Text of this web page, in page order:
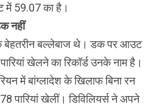
59.07 का है।
नहीं
बेहतरीन बल्लेबाज थे। डक पर आउट
खेलने का रिकॉर्ड उनके नाम है।
में बांग्लादेश के खिलाफ बिना रन
पारियां खेलीं। डिविलियर्स ने अपने